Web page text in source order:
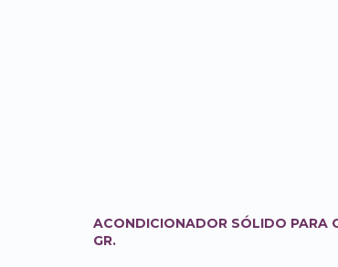
ACONDICIONADOR SÓLIDO PARA
GR.